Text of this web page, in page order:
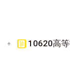
10620高